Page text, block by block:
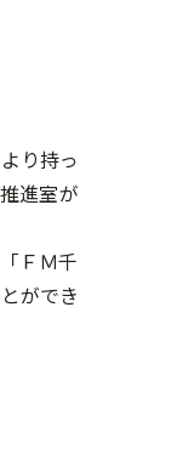
り持っ
進室が
ＦＭ千
ができ